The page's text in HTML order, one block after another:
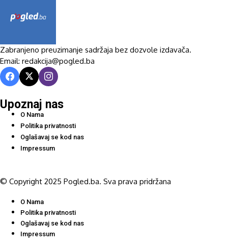
Zabranjeno preuzimanje sadržaja bez dozvole izdavača.
Email: redakcija@pogled.ba
Upoznaj nas
O Nama
Politika privatnosti
Oglašavaj se kod nas
Impressum
© Copyright 2025 Pogled.ba. Sva prava pridržana
O Nama
Politika privatnosti
Oglašavaj se kod nas
Impressum